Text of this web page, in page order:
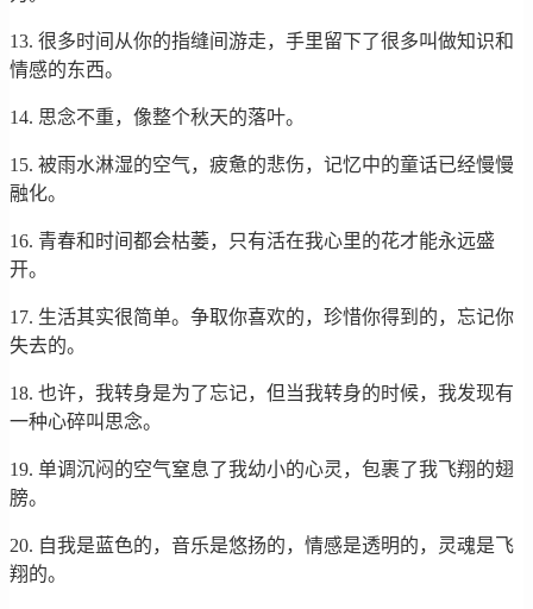
13. 很多时间从你的指缝间游走，手里留下了很多叫做知识和
情感的东西。
14. 思念不重，像整个秋天的落叶。
15. 被雨水淋湿的空气，疲惫的悲伤，记忆中的童话已经慢慢
融化。
16. 青春和时间都会枯萎，只有活在我心里的花才能永远盛
开。
17. 生活其实很简单。争取你喜欢的，珍惜你得到的，忘记你
失去的。
18. 也许，我转身是为了忘记，但当我转身的时候，我发现有
一种心碎叫思念。
19. 单调沉闷的空气窒息了我幼小的心灵，包裹了我飞翔的翅
膀。
20. 自我是蓝色的，音乐是悠扬的，情感是透明的，灵魂是飞
翔的。